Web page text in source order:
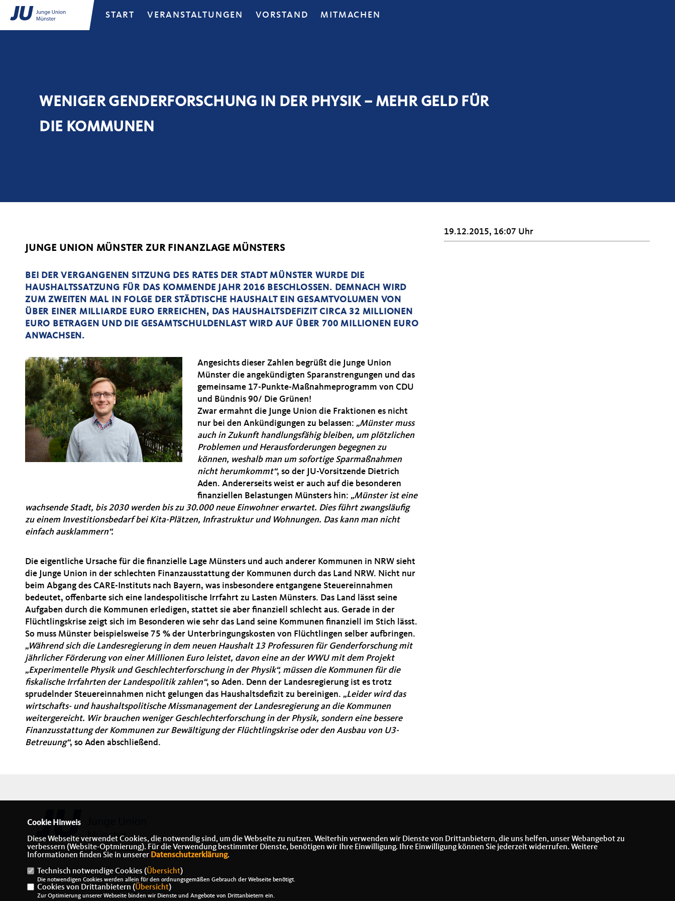
START VERANSTALTUNGEN VORSTAND MITMACHEN
WENIGER GENDERFORSCHUNG IN DER PHYSIK – MEHR GELD FÜR
DIE KOMMUNEN
JUNGE UNION MÜNSTER ZUR FINANZLAGE MÜNSTERS
BEI DER VERGANGENEN SITZUNG DES RATES DER STADT MÜNSTER WURDE DIE
HAUSHALTSSATZUNG FÜR DAS KOMMENDE JAHR 2016 BESCHLOSSEN. DEMNACH WIRD
ZUM ZWEITEN MAL IN FOLGE DER STÄDTISCHE HAUSHALT EIN GESAMTVOLUMEN VON
ÜBER EINER MILLIARDE EURO ERREICHEN, DAS HAUSHALTSDEFIZIT CIRCA 32 MILLIONEN
EURO BETRAGEN UND DIE GESAMTSCHULDENLAST WIRD AUF ÜBER 700 MILLIONEN EURO
ANWACHSEN.
Angesichts dieser Zahlen begrüßt die Junge Union
Münster die angekündigten Sparanstrengungen und das
gemeinsame 17-Punkte-Maßnahmeprogramm von CDU
und Bündnis 90/ Die Grünen!
Zwar ermahnt die Junge Union die Fraktionen es nicht
nur bei den Ankündigungen zu belassen: Münster muss
auch in Zukunft handlungsfähig bleiben, um plötzlichen
Problemen und Herausforderungen begegnen zu
können, weshalb man um sofortige Sparmaßnahmen
nicht herumkommt“, so der JU-Vorsitzende Dietrich
Aden. Andererseits weist er auch auf die besonderen
finanziellen Belastungen Münsters hin: Münster ist eine
wachsende Stadt, bis 2030 werden bis zu 30.000 neue Einwohner erwartet. Dies führt zwangsläufig
zu einem Investitionsbedarf bei Kita-Plätzen, Infrastruktur und Wohnungen. Das kann man nicht
einfach ausklammern“.
Die eigentliche Ursache für die finanzielle Lage Münsters und auch anderer Kommunen in NRW sieht
die Junge Union in der schlechten Finanzausstattung der Kommunen durch das Land NRW. Nicht nur
beim Abgang des CARE-Instituts nach Bayern, was insbesondere entgangene Steuereinnahmen
bedeutet, offenbarte sich eine landespolitische Irrfahrt zu Lasten Münsters. Das Land lässt seine
Aufgaben durch die Kommunen erledigen, stattet sie aber finanziell schlecht aus. Gerade in der
Flüchtlingskrise zeigt sich im Besonderen wie sehr das Land seine Kommunen finanziell im Stich lässt.
So muss Münster beispielsweise 75 % der Unterbringungskosten von Flüchtlingen selber aufbringen.
Während sich die Landesregierung in dem neuen Haushalt 13 Professuren für Genderforschung mit
jährlicher Förderung von einer Millionen Euro leistet, davon eine an der WWU mit dem Projekt
Experimentelle Physik und Geschlechterforschung in der Physik“, müssen die Kommunen für die
fiskalische Irrfahrten der Landespolitik zahlen“, so Aden. Denn der Landesregierung ist es trotz
sprudelnder Steuereinnahmen nicht gelungen das Haushaltsdefizit zu bereinigen. Leider wird das
wirtschafts- und haushaltspolitische Missmanagement der Landesregierung an die Kommunen
weitergereicht. Wir brauchen weniger Geschlechterforschung in der Physik, sondern eine bessere
Finanzusstattung der Kommunen zur Bewältigung der Flüchtlingskrise oder den Ausbau von U3-
Betreuung“, so Aden abschließend.
19.12.2015, 16:07 Uhr
Webseite der Jungen Union Münster
IMPRESSUM DATENSCHUTZ KONTAKT
Cookie Hinweis
Diese Webseite verwendet Cookies, die notwendig sind, um die Webseite zu nutzen. Weiterhin verwenden wir Dienste von Drittanbietern, die uns helfen, unser Webangebot zu
verbessern (Website-Optmierung). Für die Verwendung bestimmter Dienste, benötigen wir Ihre Einwilligung. Ihre Einwilligung können Sie jederzeit widerrufen. Weitere
Informationen finden Sie in unserer Datenschutzerklärung.
Technisch notwendige Cookies (Übersicht)
Die notwendigen Cookies werden allein für den ordnungsgemäßen Gebrauch der Webseite benötigt.
Cookies von Drittanbietern (Übersicht)
Zur Optimierung unserer Webseite binden wir Dienste und Angebote von Drittanbietern ein.